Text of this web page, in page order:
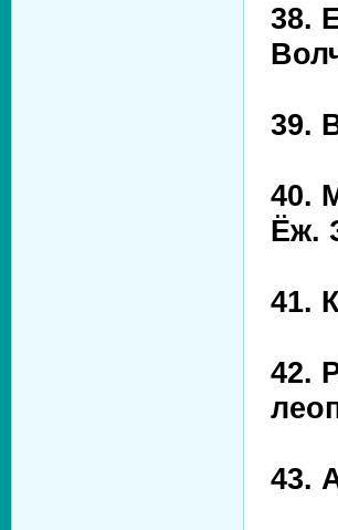
38.
39.
40.
Ёж.
41.
42.
43.